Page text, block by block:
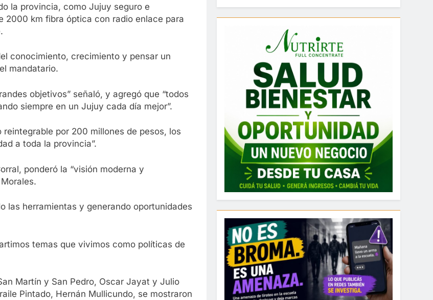
la provincia, como Jujuy seguro e
2000 km fibra óptica con radio enlace para
conocimiento, crecimiento y pensar un
mandatario.
objetivos” señaló, y agregó que “todos
siempre en un Jujuy cada día mejor”.
por 200 millones de pesos, los
a toda la provincia”.
ponderó la “visión moderna y
las herramientas y generando oportunidades
temas que vivimos como políticas de
Martín y San Pedro, Oscar Jayat y Julio
Pintado, Hernán Mullicundo, se mostraron